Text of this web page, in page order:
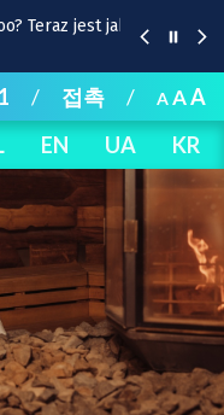
Teraz jest jak
Arena
r.
sierpnia
/ 접촉 / AAA
EN UA KR